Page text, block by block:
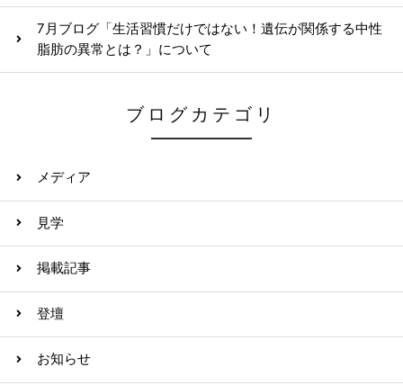
7月ブログ「生活習慣だけではない！遺伝が関係する中性
脂肪の異常とは？」について
ブログカテゴリ
メディア
見学
掲載記事
登壇
お知らせ